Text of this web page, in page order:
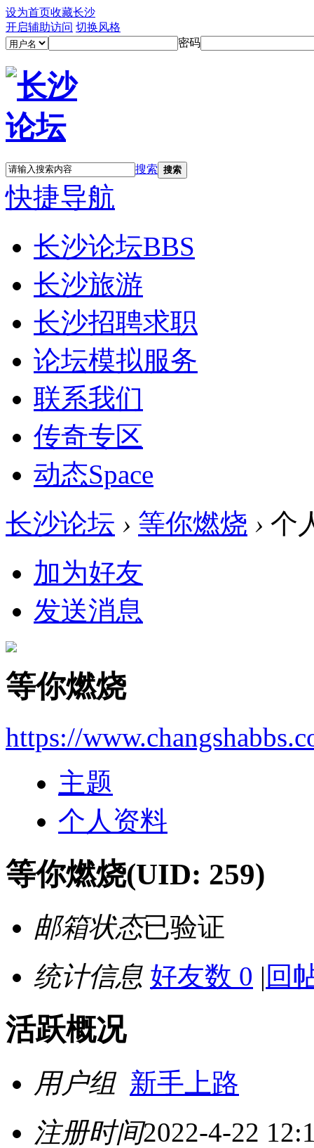
设为首页收藏长沙
开启辅助访问 切换风格
密码
搜索 搜索
快捷导航
长沙论坛BBS
长沙旅游
长沙招聘求职
论坛模拟服务
联系我们
传奇专区
动态Space
长沙论坛 › 等你燃烧 › 个
加为好友
发送消息
等你燃烧
https://
主题
个人资料
等你燃烧(UID: 259)
邮箱状态已验证
统计信息 好友数 0 | 回
活跃概况
用户组 新手上路
注册时间2022-4-22